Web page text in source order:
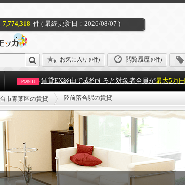
7,774,318 件 ( 最終更新日：2026/08/07 )
お気に入り (0件) 閲覧履歴(0件)
POINT! 賃貸EX経由で成約すると対象者全員が最大5万円
市青葉区の賃貸 陸前落合駅の賃貸